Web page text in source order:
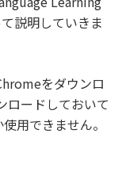
説明していきま
をダウンロ
ロードしておいて
用できません。